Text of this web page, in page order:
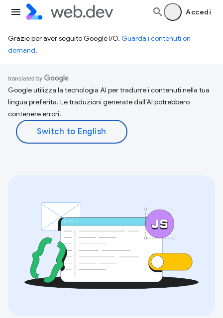
Accedi
Grazie per aver seguito Google I/O. Guarda i contenuti on
demand.
Google utilizza la tecnologia AI per tradurre i contenuti nella tua
lingua preferita. Le traduzioni generate dall'AI potrebbero
contenere errori.